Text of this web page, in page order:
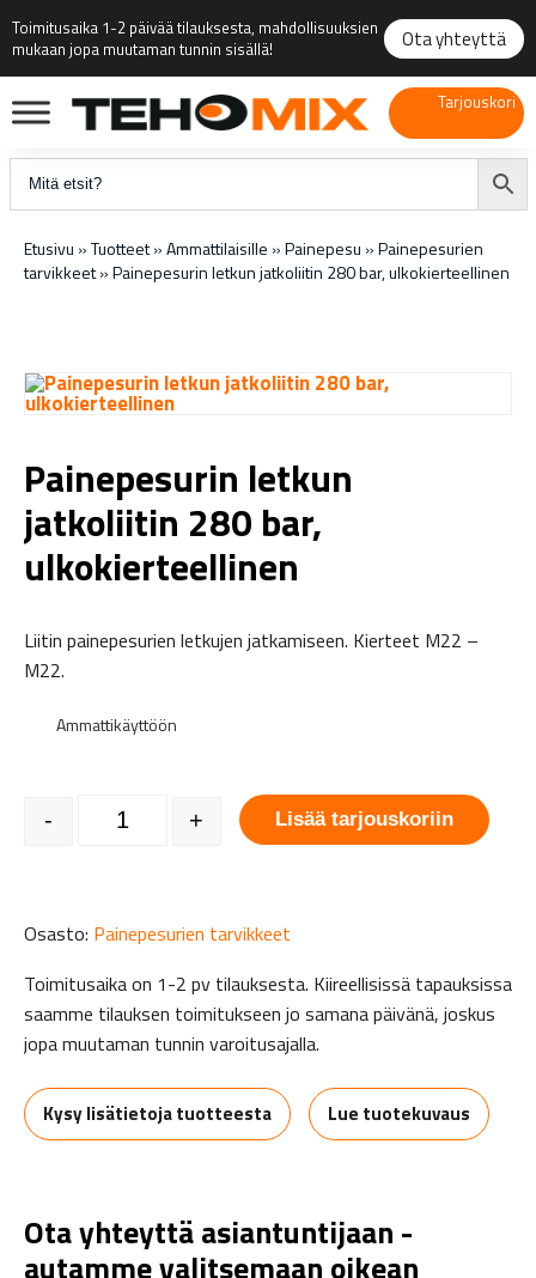
Toimitusaika 1-2 päivää tilauksesta, mahdollisuuksien
mukaan jopa muutaman tunnin sisällä!
Ota yhteyttä
Tarjouskori
Etusivu »Tuotteet»Ammattilaisille »Painepesu »Painepesurien
tarvikkeet»Painepesurin letkun jatkoliitin 280 bar, ulkokierteellinen
Painepesurin letkun
jatkoliitin 280 bar,
ulkokierteellinen
Liitin painepesurien letkujen jatkamiseen. Kierteet M22 –
M22.
Ammattikäyttöön
Painepesurin letkun jatkoliitin 280 bar, ulkokierteellinen
- + Lisää tarjouskoriin
Osasto: Painepesurien tarvikkeet
Toimitusaika on 1-2 pv tilauksesta. Kiireellisissä tapauksissa
saamme tilauksen toimitukseen jo samana päivänä, joskus
jopa muutaman tunnin varoitusajalla.
Kysy lisätietoja tuotteesta Lue tuotekuvaus
Ota yhteyttä asiantuntijaan -
autamme valitsemaan oikean